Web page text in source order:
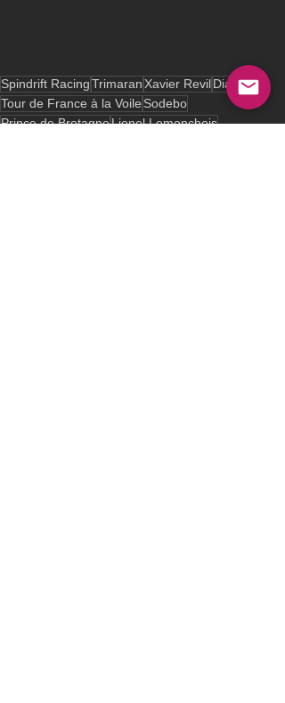
Spindrift RacingTrimaranXavier RevilDiam24
Tour de France à la Voile Sodebo
Prince de BretagneLionel Lemonchois